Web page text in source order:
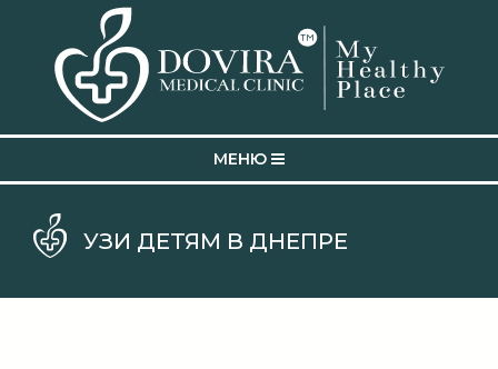
MEНЮ
УЗИ ДЕТЯМ В ДНЕПРЕ